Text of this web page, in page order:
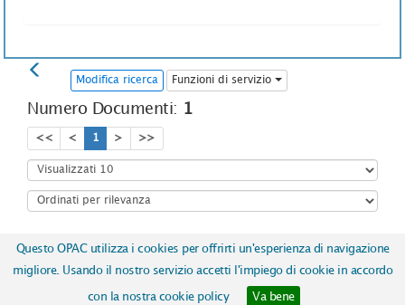
Questo OPAC utilizza i cookies per offrirti un'esperienza di navigazione
migliore. Usando il nostro servizio accetti l'impiego di cookie in accordo
con la nostra cookie policy Va bene
Modifica ricerca Funzioni di servizio
Numero Documenti: 1
<< < 1 > >>
ICCU | Istituto Centrale per il Catalogo Unico
Realizzato da Almaviva S.p.A.